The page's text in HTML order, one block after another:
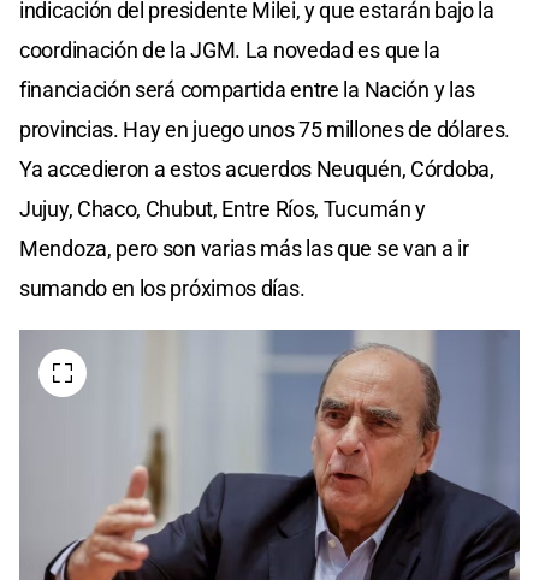
indicación del presidente Milei, y que estarán bajo la
coordinación de la JGM. La novedad es que la
financiación será compartida entre la Nación y las
provincias. Hay en juego unos 75 millones de dólares.
Ya accedieron a estos acuerdos Neuquén, Córdoba,
Jujuy, Chaco, Chubut, Entre Ríos, Tucumán y
Mendoza, pero son varias más las que se van a ir
sumando en los próximos días.